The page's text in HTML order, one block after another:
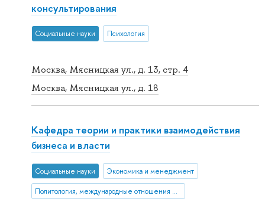
Москва, Мясницкая ул., д. 13, стр. 4
Москва, Мясницкая ул., д. 18
консультирования
Социальные науки Психология
Кафедра теории и практики взаимодействия
бизнеса и власти
Социальные науки Экономика и менеджмент
Политология, международные отношения и ГМУ